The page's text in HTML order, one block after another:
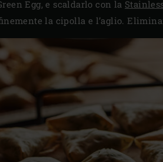
Egg, e scaldarlo con la
la cipolla e l’aglio.